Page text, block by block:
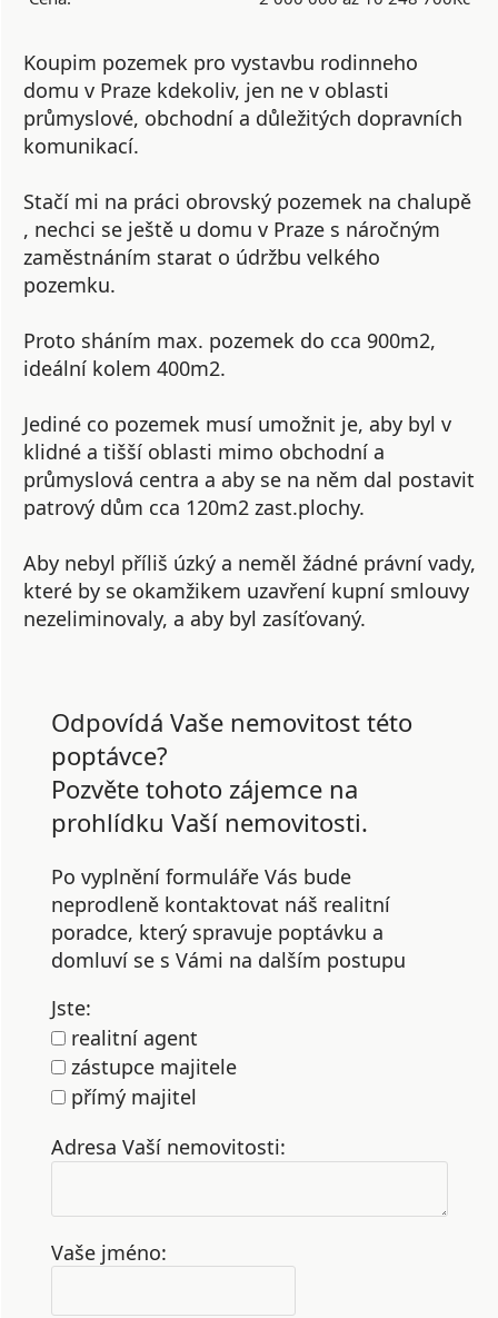
Koupim pozemek pro vystavbu rodinneho
domu v Praze kdekoliv, jen ne v oblasti
průmyslové, obchodní a důležitých dopravních
komunikací.
Stačí mi na práci obrovský pozemek na chalupě
, nechci se ještě u domu v Praze s náročným
zaměstnáním starat o údržbu velkého
pozemku.
Proto sháním max. pozemek do cca 900m2,
ideální kolem 400m2.
Jediné co pozemek musí umožnit je, aby byl v
klidné a tišší oblasti mimo obchodní a
průmyslová centra a aby se na něm dal postavit
patrový dům cca 120m2 zast.plochy.
Aby nebyl příliš úzký a neměl žádné právní vady,
které by se okamžikem uzavření kupní smlouvy
nezeliminovaly, a aby byl zasíťovaný.
Odpovídá Vaše nemovitost této
poptávce?
Pozvěte tohoto zájemce na
prohlídku Vaší nemovitosti.
Po vyplnění formuláře Vás bude
neprodleně kontaktovat náš realitní
poradce, který spravuje poptávku a
domluví se s Vámi na dalším postupu
Jste:
realitní agent
zástupce majitele
přímý majitel
Adresa Vaší nemovitosti:
Vaše jméno: